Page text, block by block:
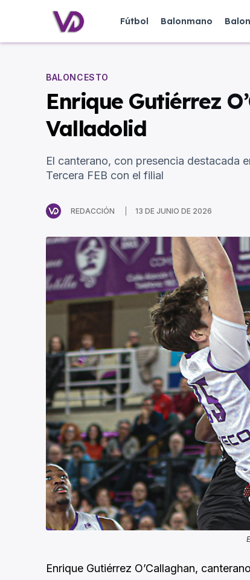
Fútbol Balonmano
BALONCESTO
Enrique Gutiérrez
Valladolid
El canterano, con presencia destacada
Tercera FEB con el filial
REDACCIÓN 13 DE JUNIO DE 2026
Enrique Gutiérrez O’Callaghan,